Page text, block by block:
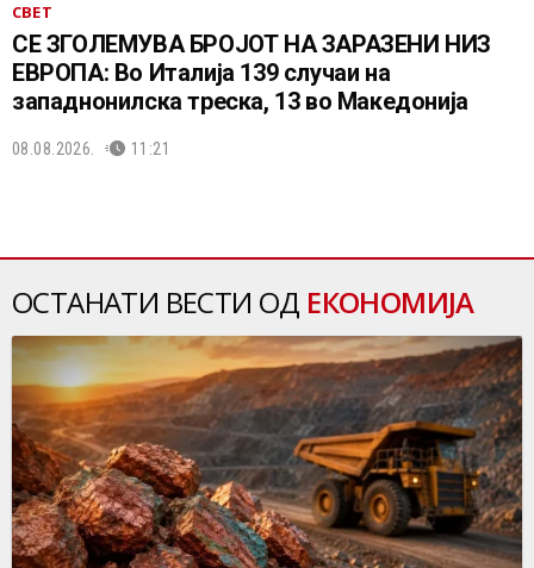
СВЕТ
СЕ ЗГОЛЕМУВА БРОЈОТ НА ЗАРАЗЕНИ НИЗ
ЕВРОПА: Во Италија 139 случаи на
западнонилска треска, 13 во Македонија
08.08.2026. 11:21
ОСТАНАТИ ВЕСТИ ОД ЕКОНОМИЈА